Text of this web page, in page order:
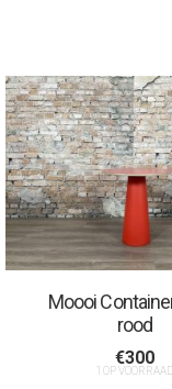
Moooi
rood
€300
1 OP